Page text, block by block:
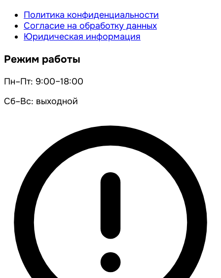
Политика конфиденциальности
Согласие на обработку данных
Юридическая информация
Режим работы
Пн–Пт: 9:00–18:00
Сб–Вс: выходной